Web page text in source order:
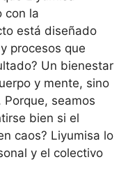
con la
está diseñado
procesos que
Un bienestar
y mente, sino
seamos
bien si el
caos? Liyumisa lo
y el colectivo